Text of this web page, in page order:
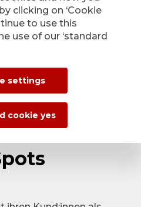
KI-
und
clicking on ‘Cookie
to use this
use of our ‘standard
settings
cookie yes